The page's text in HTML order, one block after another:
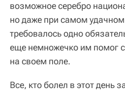
возможное серебро
но даже при самом
требовалось одно
еще немножечко им помог
на своем поле.
Все, кто болел в этот день